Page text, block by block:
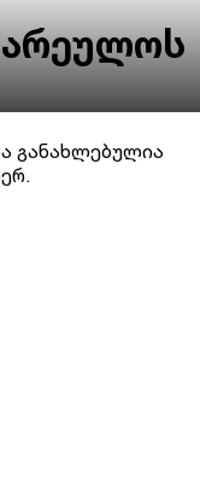
განახლებულია